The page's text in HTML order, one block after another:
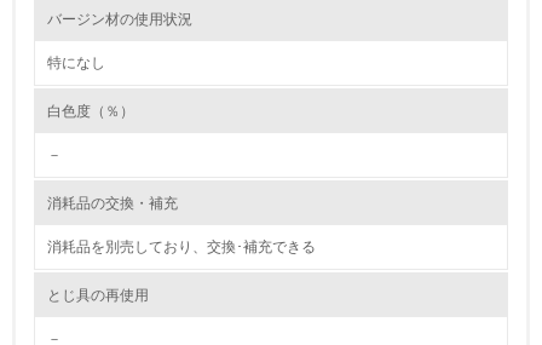
境対策を理解し、実践している
環境活動に関する規格やプログラムを導入している
バージン材の使用状況
特になし
白色度（％）
－
消耗品の交換・補充
消耗品を別売しており、交換･補充できる
とじ具の再使用
－